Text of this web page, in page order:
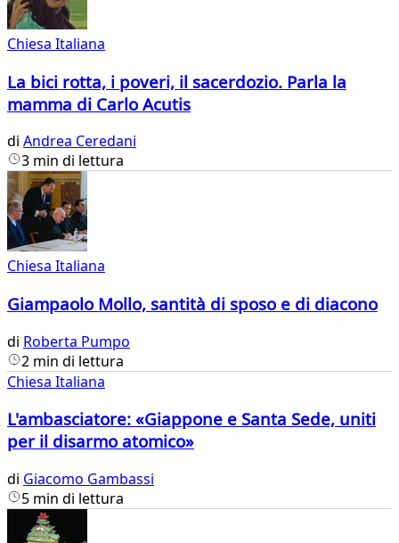
Chiesa Italiana
La bici rotta, i poveri, il sacerdozio. Parla la
mamma di Carlo Acutis
di Andrea Ceredani
3 min di lettura
Chiesa Italiana
Giampaolo Mollo, santità di sposo e di diacono
di Roberta Pumpo
2 min di lettura
Chiesa Italiana
L'ambasciatore: «Giappone e Santa Sede, uniti
per il disarmo atomico»
di Giacomo Gambassi
5 min di lettura